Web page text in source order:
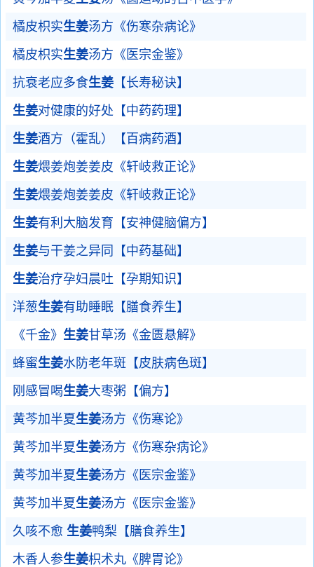
橘皮枳实生姜汤方《伤寒杂病论》
橘皮枳实生姜汤方《医宗金鉴》
抗衰老应多食生姜 【长寿秘诀】
生姜对健康的好处【中药药理】
生姜酒方（霍乱）【百病药酒】
生姜煨姜炮姜姜皮《轩岐救正论》
生姜煨姜炮姜姜皮《轩岐救正论》
生姜有利大脑发育【安神健脑偏方】
生姜与干姜之异同【中药基础】
生姜治疗孕妇晨吐【孕期知识】
洋葱生姜有助睡眠【膳食养生】
《千金》 生姜甘草汤《金匮悬解》
蜂蜜生姜水防老年斑【皮肤病色斑】
刚感冒喝生姜大枣粥【偏方】
黄芩加半夏 生姜汤方《伤寒论》
黄芩加半夏 生姜汤方《伤寒杂病论》
黄芩加半夏 生姜汤方《医宗金鉴》
黄芩加半夏 生姜汤方《医宗金鉴》
久咳不愈 生姜鸭梨【膳食养生】
木香人参生姜枳术丸《脾胃论》